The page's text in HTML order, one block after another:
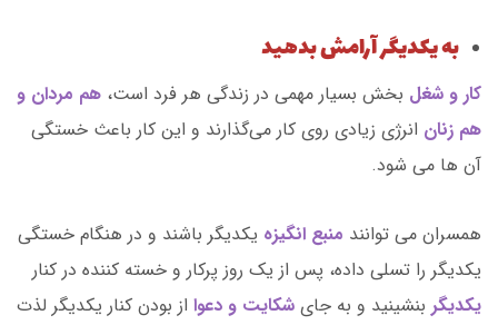
به یکدیگر آرامش بدهید
کار و شغل بخش بسیار مهمی در زندگی هر فرد است، هم مردان و
هم زنان انرژی زیادی روی کار می‌گذارند و این کار باعث خستگی
آن ها می شود.
همسران می توانند منبع انگیزه یکدیگر باشند و در هنگام خستگی
یکدیگر را تسلی داده، پس از یک روز پرکار و خسته کننده در کنار
یکدیگر بنشینید و به جای شکایت و دعوا از بودن کنار یکدیگر لذت